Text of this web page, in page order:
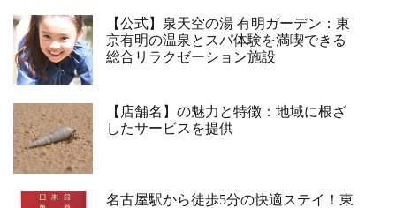
【公式】泉天空の湯 有明ガーデン：東
京有明の温泉とスパ体験を満喫できる
総合リラクゼーション施設
【店舗名】の魅力と特徴：地域に根ざ
したサービスを提供
名古屋駅から徒歩5分の快適ステイ！東